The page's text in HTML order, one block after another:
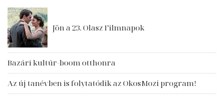
Jön a 23. Olasz Filmnapok
Bazári kultúr-boom otthonra
Az új tanévben is folytatódik az OkosMozi program!